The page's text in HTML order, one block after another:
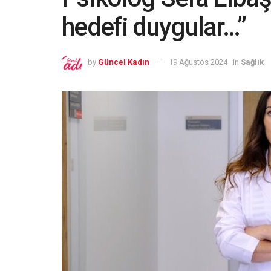
hedefi duygular…”
by Güncel Kadın 19 Ağustos 2024 in Sağlık